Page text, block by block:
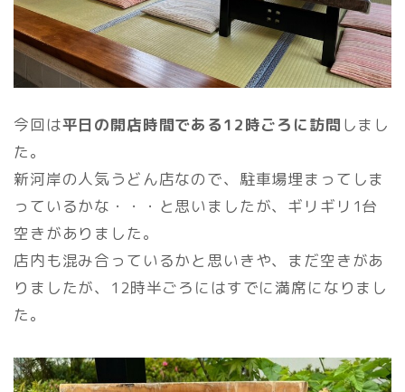
今回は平日の開店時間である12時ごろに訪問 しまし
た。
新河岸の人気うどん店なので、駐車場埋まってしま
っているかな・・・と思いましたが、ギリギリ1台
空きがありました。
店内も混み合っているかと思いきや、まだ空きがあ
りましたが、12時半ごろにはすでに満席になりまし
た。